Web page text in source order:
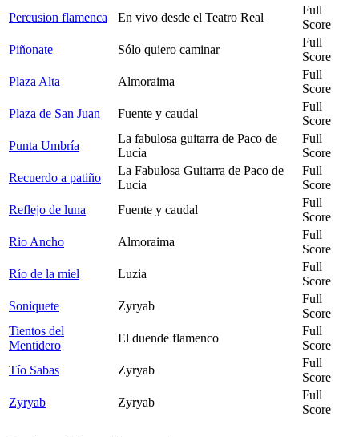
Percusion flamenca
En vivo desde el Teatro Real
Full
Score
Piñonate
Sólo quiero caminar
Full
Score
Plaza Alta
Almoraima
Full
Score
Plaza de San Juan
Fuente y caudal
Full
Score
Punta Umbría
La fabulosa guitarra de Paco de
Lucía
Full
Score
Recuerdo a patiño
La Fabulosa Guitarra de Paco de
Lucia
Full
Score
Reflejo de luna
Fuente y caudal
Full
Score
Rio Ancho
Almoraima
Full
Score
Río de la miel
Luzia
Full
Score
Soniquete
Zyryab
Full
Score
Tientos del
Mentidero
El duende flamenco
Full
Score
Tío Sabas
Zyryab
Full
Score
Zyryab
Zyryab
Full
Score